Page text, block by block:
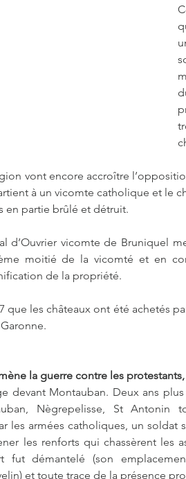
vont encore accroître
à un vicomte catholique et le
en partie brûlé et détruit.
d’Ouvrier vicomte de Bruniquel
moitié de la vicomté et en
de la propriété.
que les châteaux ont été achetés
la guerre contre les protestants,
devant Montauban. Deux ans
Nègrepelisse, St Antonin
les armées catholiques, un soldat
les renforts qui chassèrent les
fut démantelé (son
et toute trace de la présence